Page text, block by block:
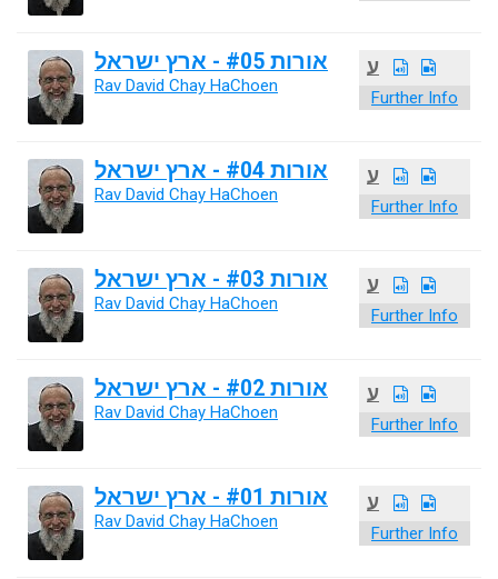
ע
Further Info
אורות #05 - ארץ ישראל
Rav David Chay HaChoen
ע
Further Info
אורות #04 - ארץ ישראל
Rav David Chay HaChoen
ע
Further Info
אורות #03 - ארץ ישראל
Rav David Chay HaChoen
ע
Further Info
אורות #02 - ארץ ישראל
Rav David Chay HaChoen
ע
Further Info
אורות #01 - ארץ ישראל
Rav David Chay HaChoen